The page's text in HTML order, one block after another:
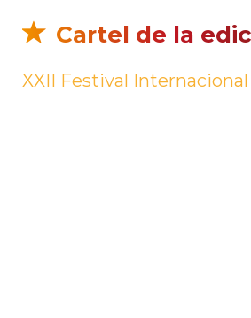
Cartel de la
XXII Festival Internacional